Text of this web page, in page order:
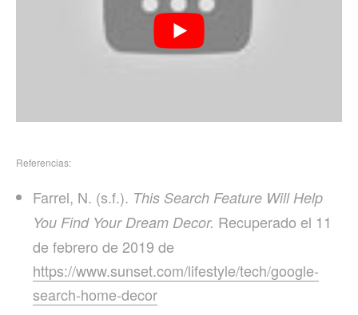
Referencias:
Farrel, N. (s.f.). This Search Feature Will Help
You Find Your Dream Decor. Recuperado el 11
de febrero de 2019 de
https://www.sunset.com/lifestyle/tech/google-
search-home-decor